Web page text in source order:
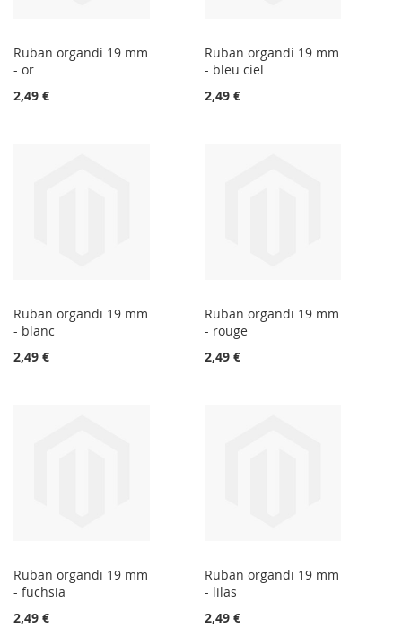
Ruban organdi 19 mm
- or
2,49 €
Ruban organdi 19 mm
- bleu ciel
2,49 €
Ruban organdi 19 mm
- blanc
2,49 €
Ruban organdi 19 mm
- rouge
2,49 €
Ruban organdi 19 mm
- fuchsia
2,49 €
Ruban organdi 19 mm
- lilas
2,49 €